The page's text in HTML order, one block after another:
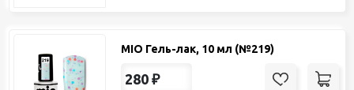
MIO Гель-лак, 10 мл (№219)
280 ₽